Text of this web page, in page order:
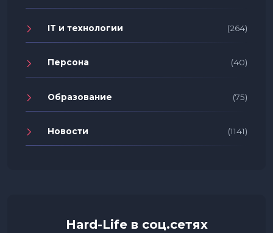
IT и технологии (264)
Персона (40)
Образование (75)
Новости (1141)
Hard-Life в соц.сетях